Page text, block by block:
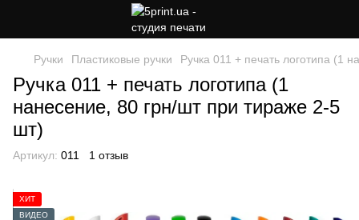
Ручки Пластиковые ручки Ручка 011 + печать логотипа (1
Ручка 011 + печать логотипа (1
нанесение, 80 грн/шт при тираже 2-5
шт)
Артикул: 011 1 отзыв
ХИТ
ВИДЕО